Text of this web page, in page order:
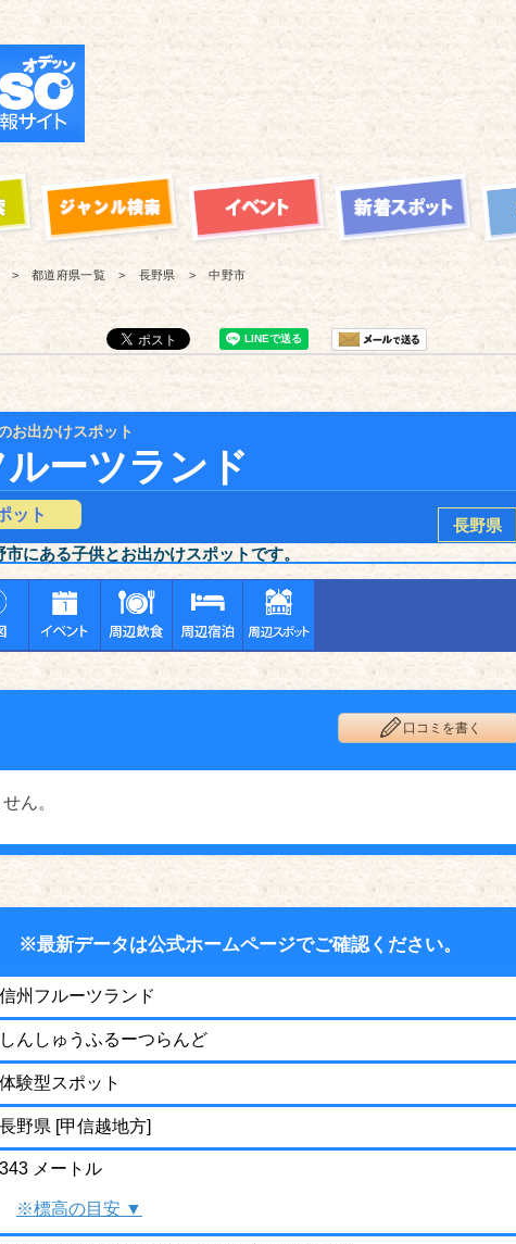
都道府県一覧 長野県
中野市
お出かけスポット
ーツランド
ット
長野県
にある子供とお出かけスポットです。
口コミを書く
ん。
※最新データは公式ホームページでご確認ください。
信州フルーツランド
しんしゅうふるーつらんど
体験型スポット
長野県 [甲信越地方]
343 メートル
※標高の目安 ▼